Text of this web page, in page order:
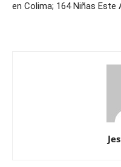
en Colima; 164 Niñas Este